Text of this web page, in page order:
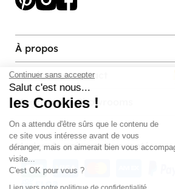
Continuer sans accepter
Salut c'est nous...
les Cookies !
On a attendu d'être sûrs que le contenu de
ce site vous intéresse avant de vous
déranger, mais on aimerait bien vous
visite...
C'est OK pour vous ?
À propos
Services et contact
Magasins et Showrooms
Modes de paiement acceptés